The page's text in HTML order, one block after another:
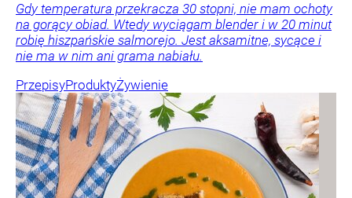
Gdy temperatura przekracza 30 stopni, nie mam ochoty
na gorący obiad. Wtedy wyciągam blender i w 20 minut
robię hiszpańskie salmorejo. Jest aksamitne, sycące i
nie ma w nim ani grama nabiału.
PrzepisyProduktyŻywienie